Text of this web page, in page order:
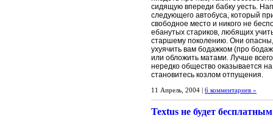
сидящую впереди бабку уесть.
следующего автобуса, который
свободное место и никого не
ебанутых стариков, любящих
старшему поколению. Они
ухуячить вам бодажком (про
или обложить матами. Лучше
нередко общество оказывается
становитесь козлом отпущения.
11 Апрель, 2004 | 6 комментариев »
Textus не будет бесплатным